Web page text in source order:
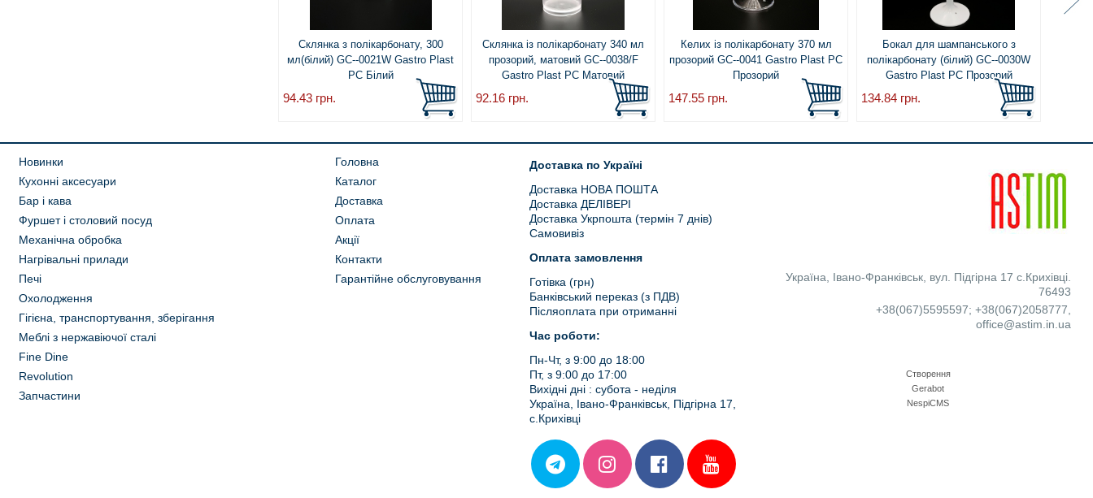
Склянка з полікарбонату, 300
мл(білий) GC--0021W Gastro Plast
PC Білий
94.43 грн.
Склянка із полікарбонату 340 мл
прозорий, матовий GC--0038/F
Gastro Plast PC Матовий
92.16 грн.
Келих із полікарбонату 370 мл
прозорий GC--0041 Gastro Plast PC
Прозорий
147.55 грн.
Бокал для шампанського з
полікарбонату (білий) GC--0030W
Gastro Plast PC Прозорий
134.84 грн.
Новинки
Кухонні аксесуари
Бар і кава
Фуршет і столовий посуд
Механічна обробка
Нагрівальні прилади
Печі
Охолодження
Гігієна, транспортування, зберігання
Меблі з нержавіючої сталі
Fine Dine
Revolution
Запчастини
Головна
Каталог
Доставка
Оплата
Акції
Контакти
Гарантійне обслуговування
Доставка по Україні
Доставка НОВА ПОШТА
Доставка ДЕЛІВЕРІ
Доставка Укрпошта (термін 7 днів)
Самовивіз
Оплата замовлення
Готівка (грн)
Банківський переказ (з ПДВ)
Післяоплата при отриманні
Час роботи:
Пн-Чт, з 9:00 до 18:00
Пт, з 9:00 до 17:00
Вихідні дні : субота - неділя
Україна, Івано-Франківськ, Підгірна 17,
с.Крихівці
Україна Івано-Франківськ, вул. Підгірна 17 с.Крихівці.
76493
+38(067)5595597; +38(067)2058777
office@astim.in.ua
Створення
Gerabot
NespiCMS